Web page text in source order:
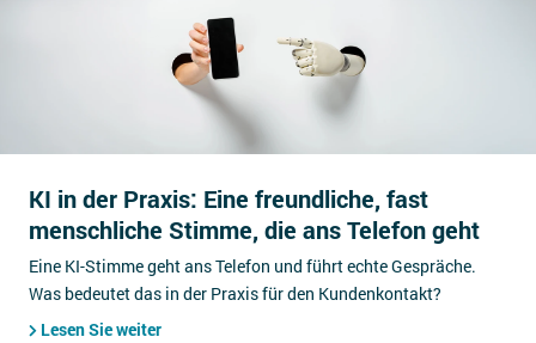
KI in der Praxis: Eine freundliche, fast
menschliche Stimme, die ans Telefon geht
Eine KI-Stimme geht ans Telefon und führt echte Gespräche.
Was bedeutet das in der Praxis für den Kundenkontakt?
Lesen Sie weiter